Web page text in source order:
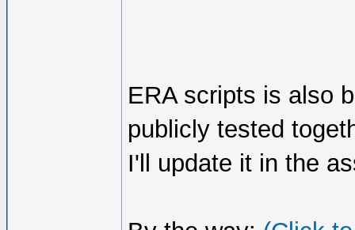
ERA scripts is also
publicly tested
I'll update it in the